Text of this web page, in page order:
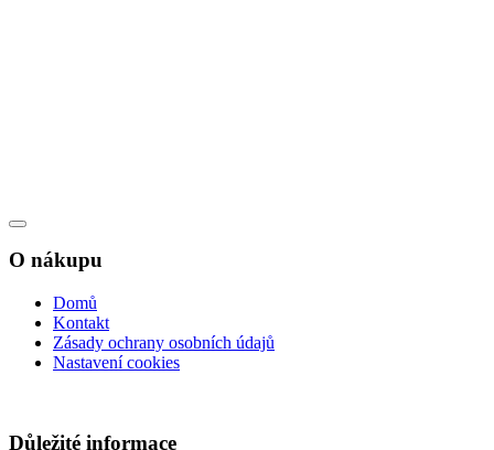
O nákupu
Domů
Kontakt
Zásady ochrany osobních údajů
Nastavení cookies
Důležité informace